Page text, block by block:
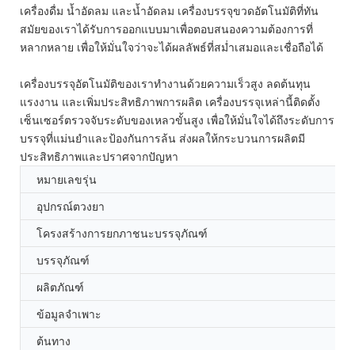
เครื่องดื่ม น้ำอัดลม และน้ำอัดลม เครื่องบรรจุขวดอัตโนมัติที่ทัน
สมัยของเราได้รับการออกแบบมาเพื่อตอบสนองความต้องการที่
หลากหลาย เพื่อให้มั่นใจว่าจะได้ผลลัพธ์ที่สม่ำเสมอและเชื่อถือได้
เครื่องบรรจุอัตโนมัติของเราทำงานด้วยความเร็วสูง ลดต้นทุน
แรงงาน และเพิ่มประสิทธิภาพการผลิต เครื่องบรรจุเหล่านี้ติดตั้ง
เซ็นเซอร์ตรวจจับระดับของเหลวขั้นสูง เพื่อให้มั่นใจได้ถึงระดับการ
บรรจุที่แม่นยำและป้องกันการล้น ส่งผลให้กระบวนการผลิตมี
ประสิทธิภาพและปราศจากปัญหา
หมายเลขรุ่น
อุปกรณ์ตวงยา
โครงสร้างการยกภาชนะบรรจุภัณฑ์
บรรจุภัณฑ์
ผลิตภัณฑ์
ข้อมูลจำเพาะ
ต้นทาง